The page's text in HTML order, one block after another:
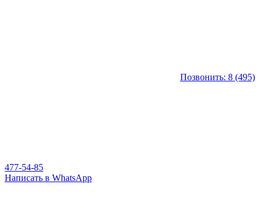
Позвонить: 8 (495)
477-54-85
Написать в WhatsApp